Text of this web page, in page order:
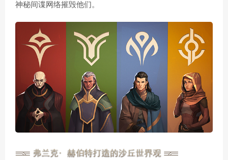
神秘间谍网络摧毁他们。